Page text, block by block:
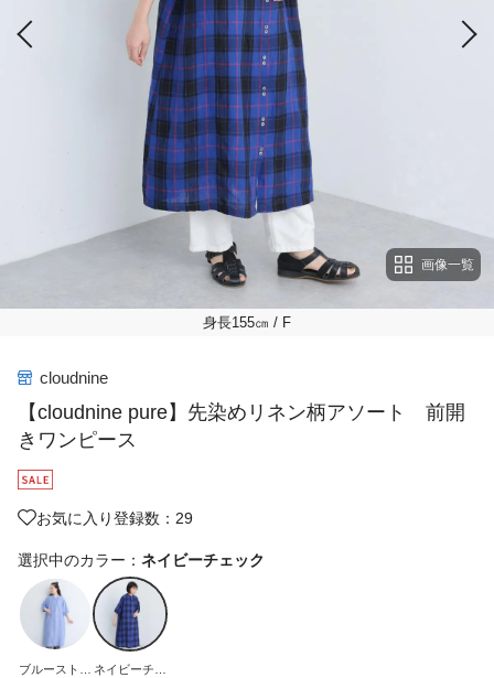
画像一覧
身長155㎝ / F
cloudnine
【cloudnine pure】先染めリネン柄アソート 前開
きワンピース
お気に入り登録数：29
選択中のカラー： ネイビーチェック
ブルーストラ
ネイビーチェ